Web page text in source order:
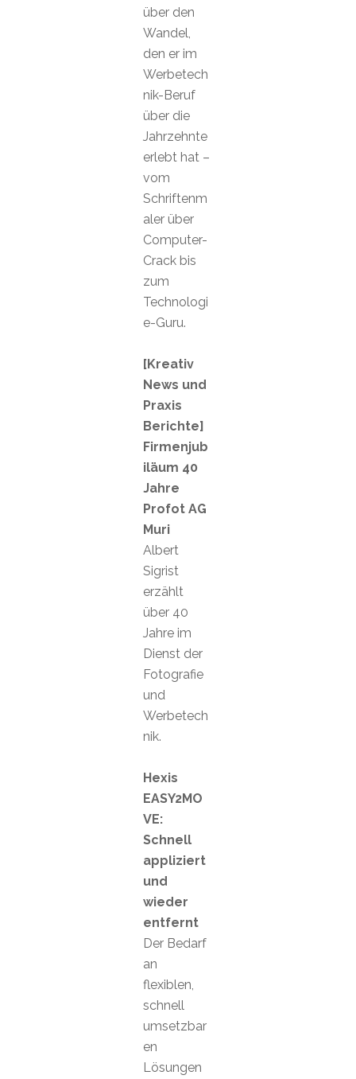
über den
Wandel,
den er im
Werbetech
nik-Beruf
über die
Jahrzehnte
erlebt hat –
vom
Schriftenm
aler über
Computer-
Crack bis
zum
Technologi
e-Guru.
[Kreativ
News und
Praxis
Berichte]
Firmenjub
iläum 40
Jahre
Profot AG
Muri
Albert
Sigrist
erzählt
über 40
Jahre im
Dienst der
Fotografie
und
Werbetech
nik.
Hexis
EASY2MO
VE:
Schnell
appliziert
und
wieder
entfernt
Der Bedarf
an
flexiblen,
schnell
umsetzbar
en
Lösungen